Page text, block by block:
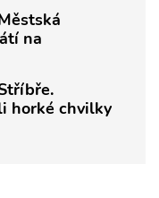
na
horké chvilky